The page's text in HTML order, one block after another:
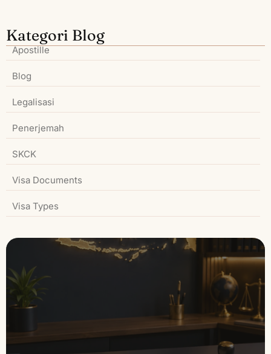
Kategori Blog
Apostille
Blog
Legalisasi
Penerjemah
SKCK
Visa Documents
Visa Types